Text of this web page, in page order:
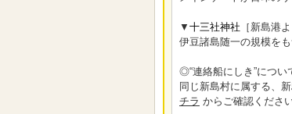
▼ 十三社神社 ［新島港
伊豆諸島随一の規模を
◎“連絡船にしき”につい
同じ新島村に属する、
チラ からご確認ください